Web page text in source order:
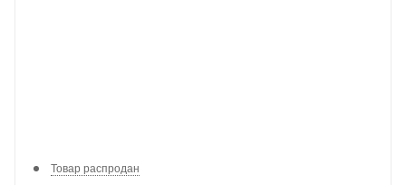
Товар распродан